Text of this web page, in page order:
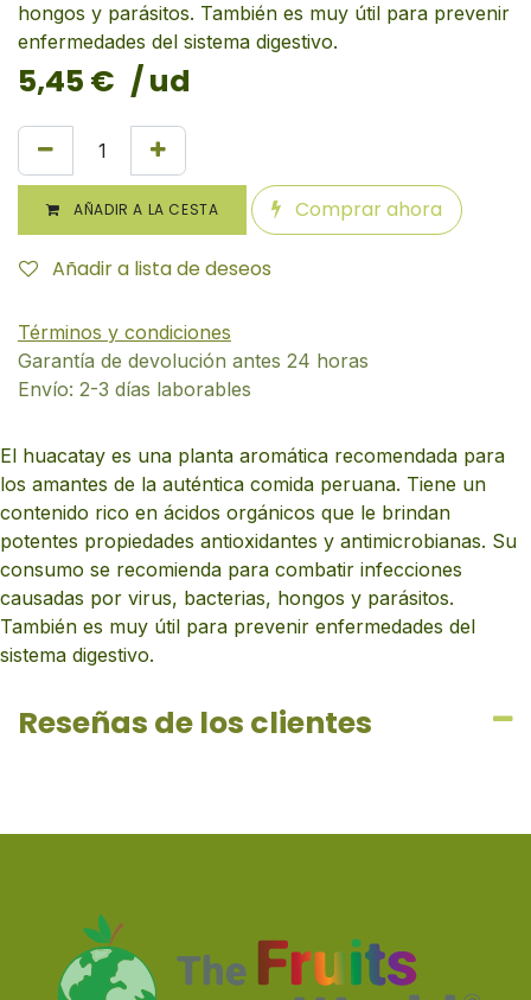
hongos y parásitos. También es muy útil para prevenir
enfermedades del sistema digestivo.
5,45 € / ud
AÑADIR A LA CESTA Comprar ahora
Añadir a lista de deseos
Términos y condiciones
Garantía de devolución antes 24 horas
Envío: 2-3 días laborables
El huacatay es una planta aromática recomendada para
los amantes de la auténtica comida peruana. Tiene un
contenido rico en ácidos orgánicos que le brindan
potentes propiedades antioxidantes y antimicrobianas. Su
consumo se recomienda para combatir infecciones
causadas por virus, bacterias, hongos y parásitos.
También es muy útil para prevenir enfermedades del
sistema digestivo.
Reseñas de los clientes